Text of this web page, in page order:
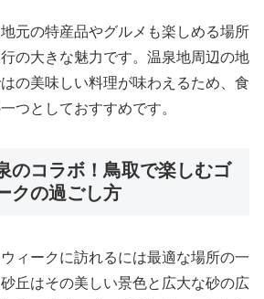
元の特産品やグルメも楽しめる場所
の大きな魅力です。温泉地周辺の地
の美味しい料理が味わえるため、食
つとしておすすめです。
のコラボ！鳥取で楽しむゴ
クの過ごし方
ィークに訪れるには最適な場所の一
丘はその美しい景色と広大な砂の広